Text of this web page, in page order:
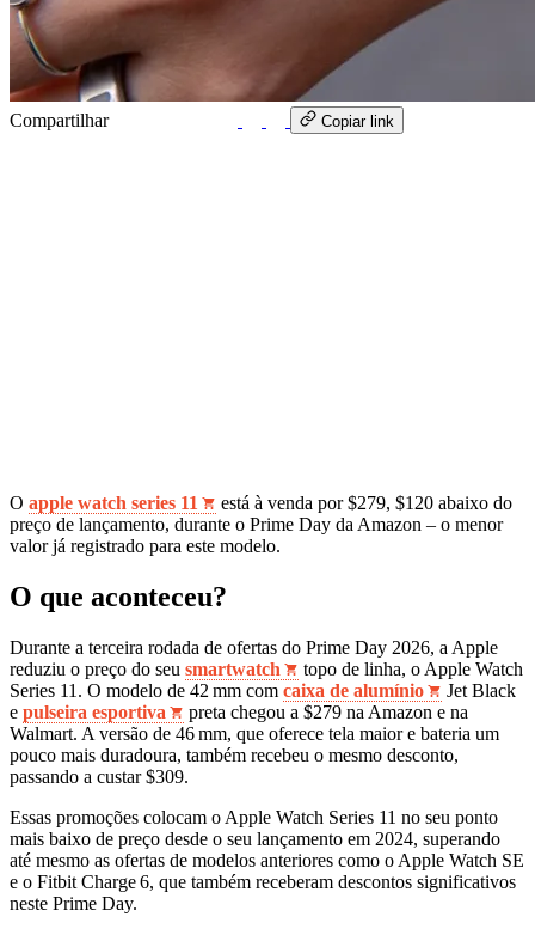
Compartilhar Copiar link
O apple watch series 11
está à venda por $279, $120 abaixo do
preço de lançamento, durante o Prime Day da Amazon – o menor
valor já registrado para este modelo.
O que aconteceu?
Durante a terceira rodada de ofertas do Prime Day 2026, a Apple
reduziu o preço do seu smartwatch
topo de linha, o Apple Watch
Series 11. O modelo de 42 mm com caixa de alumínio
Jet Black
e pulseira esportiva
preta chegou a $279 na Amazon e na
Walmart. A versão de 46 mm, que oferece tela maior e bateria um
pouco mais duradoura, também recebeu o mesmo desconto,
passando a custar $309.
Essas promoções colocam o Apple Watch Series 11 no seu ponto
mais baixo de preço desde o seu lançamento em 2024, superando
até mesmo as ofertas de modelos anteriores como o Apple Watch SE
e o Fitbit Charge 6, que também receberam descontos significativos
neste Prime Day.